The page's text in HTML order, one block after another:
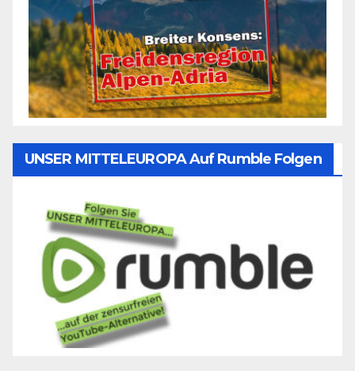
UNSER MITTELEUROPA Auf Rumble Folgen